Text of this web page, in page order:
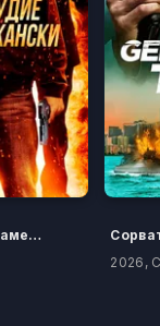
Правосудие по-американски
2026,